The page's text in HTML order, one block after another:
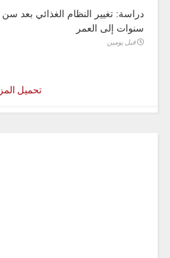
دراسة: تغيير النظام الغذائي بعد
سنوات إلى العمر
قبل يومين
تحميل